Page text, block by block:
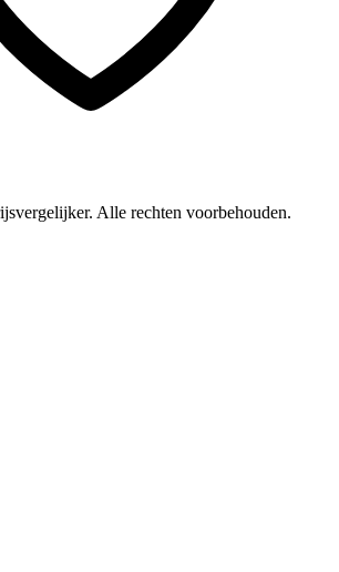
Alle rechten voorbehouden.